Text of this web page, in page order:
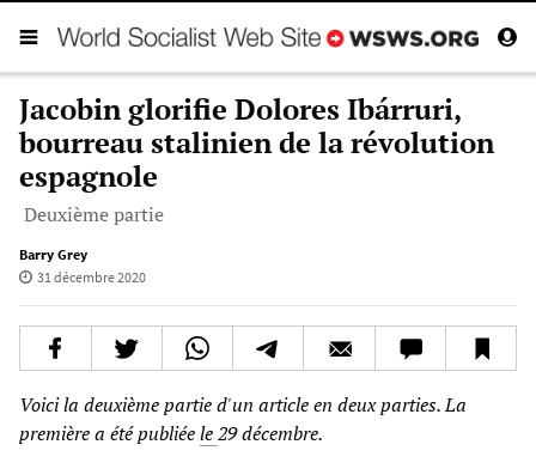
Jacobin glorifie Dolores Ibárruri,
bourreau stalinien de la révolution
espagnole
Deuxième partie
Barry Grey
31 décembre 2020
Voici la deuxième partie d'un article en deux parties. La
première a été publiéele29décembre.